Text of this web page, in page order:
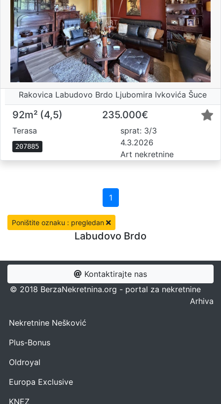
Rakovica Labudovo Brdo Ljubomira Ivkovića Šuce
92m² (4,5) 235.000€
Terasa
207885
sprat: 3/3
4.3.2026
Art nekretnine
1
Poništite oznaku : pregledan
Labudovo Brdo
Kontaktirajte nas
© 2018 BerzaNekretnina.org - portal za nekretnine
Arhiva
Nekretnine Nešković
Plus-Bonus
Oldroyal
Europa Exclusive
KNEZ